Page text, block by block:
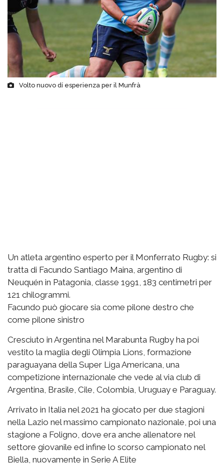
Volto nuovo dí esperienza per il Munfrà
Un atleta argentino esperto per il Monferrato Rugby: si
tratta di Facundo Santiago Maina, argentino di
Neuquén in Patagonia, classe 1991, 183 centimetri per
121 chilogrammi.
Facundo può giocare sia come pilone destro che
come pilone sinistro
Cresciuto in Argentina nel Marabunta Rugby ha poi
vestito la maglia degli Olimpia Lions, formazione
paraguayana della Super Liga Americana, una
competizione internazionale che vede al via club di
Argentina, Brasile, Cile, Colombia, Uruguay e Paraguay.
Arrivato in Italia nel 2021 ha giocato per due stagioni
nella Lazio nel massimo campionato nazionale, poi una
stagione a Foligno, dove era anche allenatore nel
settore giovanile ed infine lo scorso campionato nel
Biella, nuovamente in Serie A Elite